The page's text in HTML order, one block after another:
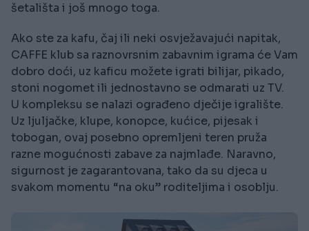
šetališta i još mnogo toga.
Ako ste za kafu, čaj ili neki osvježavajući napitak,
CAFFE klub sa raznovrsnim zabavnim igrama će Vam
dobro doći, uz kaficu možete igrati bilijar, pikado,
stoni nogomet ili jednostavno se odmarati uz TV.
U kompleksu se nalazi ograđeno dječije igralište.
Uz ljuljačke, klupe, konopce, kućice, pijesak i
tobogan, ovaj posebno opremljeni teren pruža
razne mogućnosti zabave za najmlađe. Naravno,
sigurnost je zagarantovana, tako da su djeca u
svakom momentu “na oku” roditeljima i osoblju.